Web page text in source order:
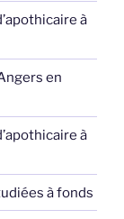
à
en
à
à fonds